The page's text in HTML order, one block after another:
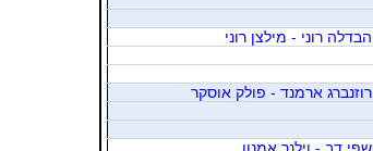
הבדלה רוני - מילצן רוני
רוזנברג ארמנד - פולק אוסקר
שפי דב - וילנר אמנון